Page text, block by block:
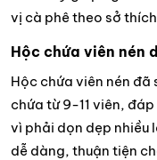
vị cà phê theo sở
Hộc chứa viên nén
Hộc chứa viên nén đã
chứa từ 9-11 viên,
vì phải dọn dẹp nhiều
dễ dàng, thuận tiện